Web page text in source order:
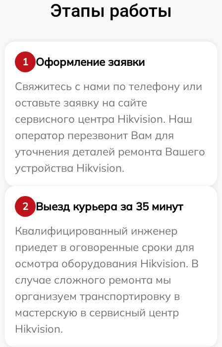
Этапы работы
1
Оформление заявки
Свяжитесь с нами по телефону или
оставьте заявку на сайте
сервисного центра Hikvision. Наш
оператор перезвонит Вам для
уточнения деталей ремонта Вашего
устройства Hikvision.
2
Выезд курьера за 35 минут
Квалифицированный инженер
приедет в оговоренные сроки для
осмотра оборудования Hikvision. В
случае сложного ремонта мы
организуем транспортировку в
мастерскую в сервисный центр
Hikvision.